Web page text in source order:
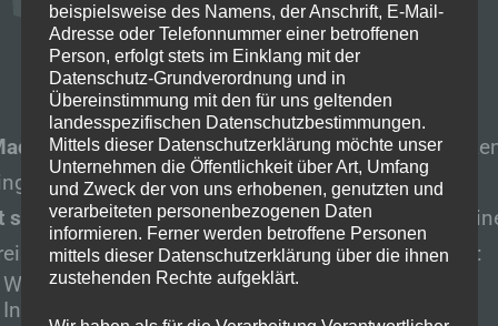
Gamingbekommt ihr gerade einen richtig
PC für965,80€.
so selbstgebautkostet er890€. Zwar zahlt man
von 80€, aber dafür gibt es den besten Service :
Windows 11 Pro 64 Bit, installiert und aktiviert
Installation aller wichtigen Treiber
beispielsweise des Namens, der Anschrift, E-Mail-
Adresse oder Telefonnummer einer betroffenen
Person, erfolgt stets im Einklang mit der
Datenschutz-Grundverordnung und in
Übereinstimmung mit den für uns geltenden
landesspezifischen Datenschutzbestimmungen.
Mittels dieser Datenschutzerklärung möchte unser
Unternehmen die Öffentlichkeit über Art, Umfang
und Zweck der von uns erhobenen, genutzten und
verarbeiteten personenbezogenen Daten
informieren. Ferner werden betroffene Personen
mittels dieser Datenschutzerklärung über die ihnen
zustehenden Rechte aufgeklärt.